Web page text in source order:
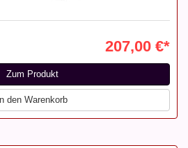
207,00 €*
Zum Produkt
In den Warenkorb